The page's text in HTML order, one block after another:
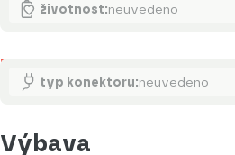
životnost:neuvedeno
Nabíjení
typ konektoru:neuvedeno
Výbava